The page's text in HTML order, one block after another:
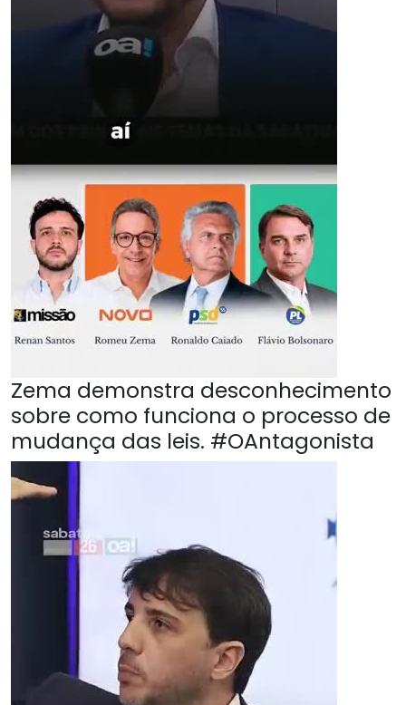
Zema demonstra desconhecimento
sobre como funciona o processo de
mudança das leis. #OAntagonista